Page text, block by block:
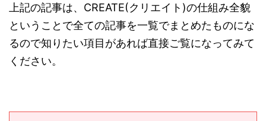
上記の記事は、CREATE(クリエイト)の仕組み全貌
ということで全ての記事を一覧でまとめたものにな
るので知りたい項目があれば直接ご覧になってみて
ください。